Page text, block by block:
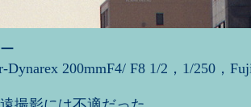
Dynarex 200mmF4/ F8 1/2，1/250，